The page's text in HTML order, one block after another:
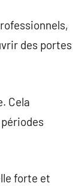
des portes
Cela
forte et